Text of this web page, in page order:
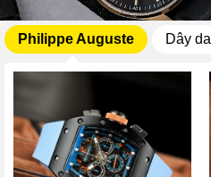
Philippe Auguste Dây da